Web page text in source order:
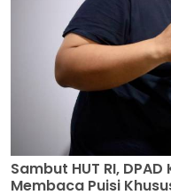
Sambut HUT RI,
Membaca Puisi